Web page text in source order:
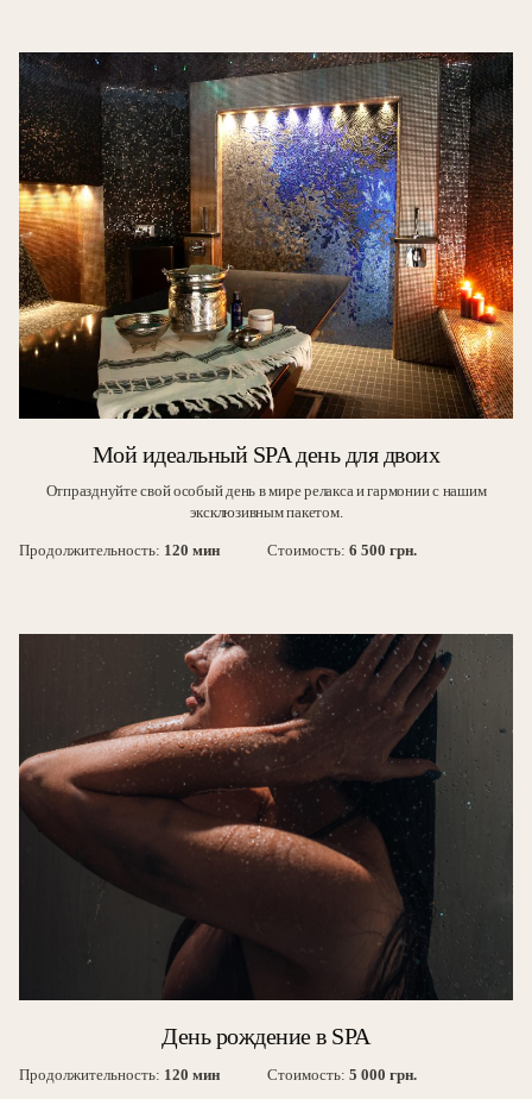
Мой идеальный SPA день для двоих
Отпразднуйте свой особый день в мире релакса и гармонии с нашим
эксклюзивным пакетом.
Продолжительность: 120 мин Стоимость: 6 500 грн.
День рождение в SPA
Продолжительность: 120 мин Стоимость: 5 000 грн.